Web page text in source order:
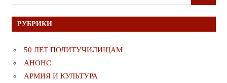
для:
РУБРИКИ
50 ЛЕТ ПОЛИТУЧИЛИЩАМ
АНОНС
АРМИЯ И КУЛЬТУРА